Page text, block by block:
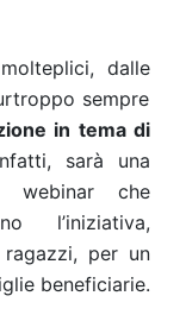
dalle
sempre
in tema di
sarà una
webinar che
l’iniziativa,
per un
beneficiarie.